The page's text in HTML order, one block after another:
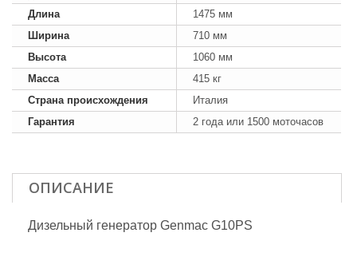
Длина
1475 мм
Ширина
710 мм
Высота
1060 мм
Масса
415 кг
Страна происхождения
Италия
Гарантия
2 года или 1500 моточасов
ОПИСАНИЕ
Дизельный генератор Genmac G10PS